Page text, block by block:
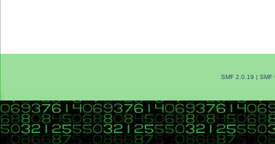
SMF 2.0.19 SMF